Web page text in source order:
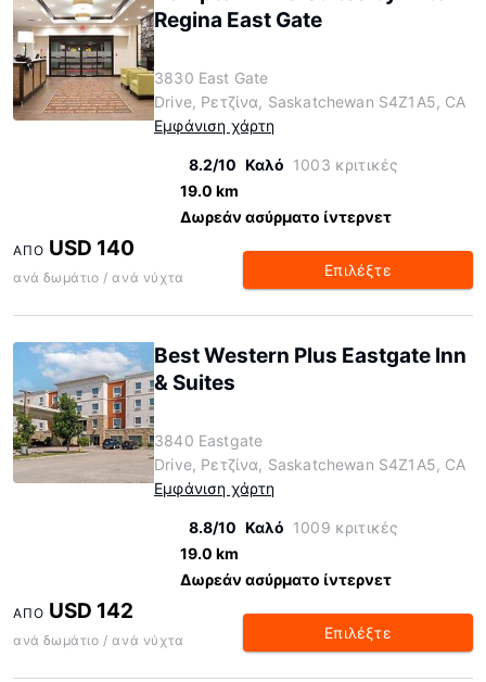
Regina East Gate
3830 East Gate
Drive, Ρετζίνα, Saskatchewan S4Z1A5, CA
Εμφάνιση χάρτη
8.2/10 Καλό 1003 κριτικές
19.0 km
Δωρεάν ασύρματο ίντερνετ
ΑΠΌ USD 140
ανά δωμάτιο / ανά νύχτα Επιλέξτε
Best Western Plus Eastgate Inn
& Suites
3840 Eastgate
Drive, Ρετζίνα, Saskatchewan S4Z1A5, CA
Εμφάνιση χάρτη
8.8/10 Καλό 1009 κριτικές
19.0 km
Δωρεάν ασύρματο ίντερνετ
ΑΠΌ USD 142
ανά δωμάτιο / ανά νύχτα Επιλέξτε